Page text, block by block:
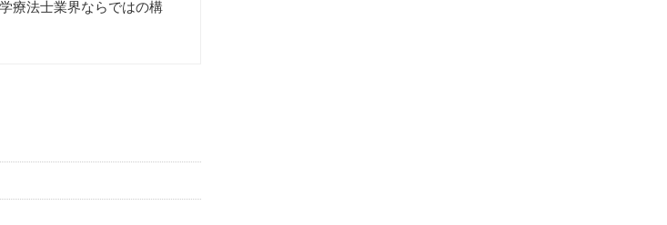
療法士業界ならではの構